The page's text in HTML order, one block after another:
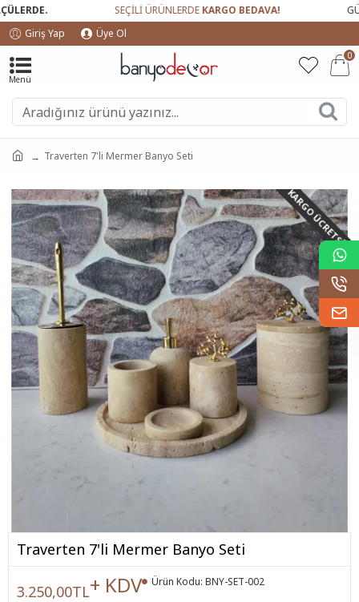
SEÇİLİ ÜRÜNLERDEKARGO BEDAVA!
Giriş Yap
Üye Ol
0
Traverten 7'li Mermer Banyo Seti
KARGO ÜCRETSIZ!
Traverten 7'li Mermer Banyo Seti
3.250,00TL+ KDV Ürün Kodu: BNY-SET-002